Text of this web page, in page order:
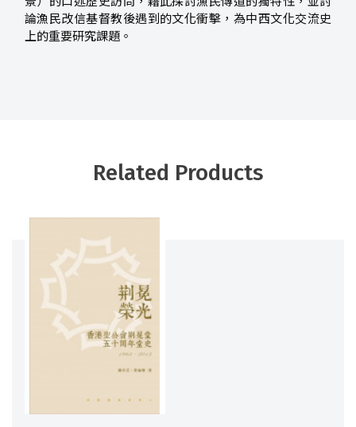
論漁民改信基督教後遇到的文化衝擊，為中西文化交流史
上的重要研究課題。
Related Products